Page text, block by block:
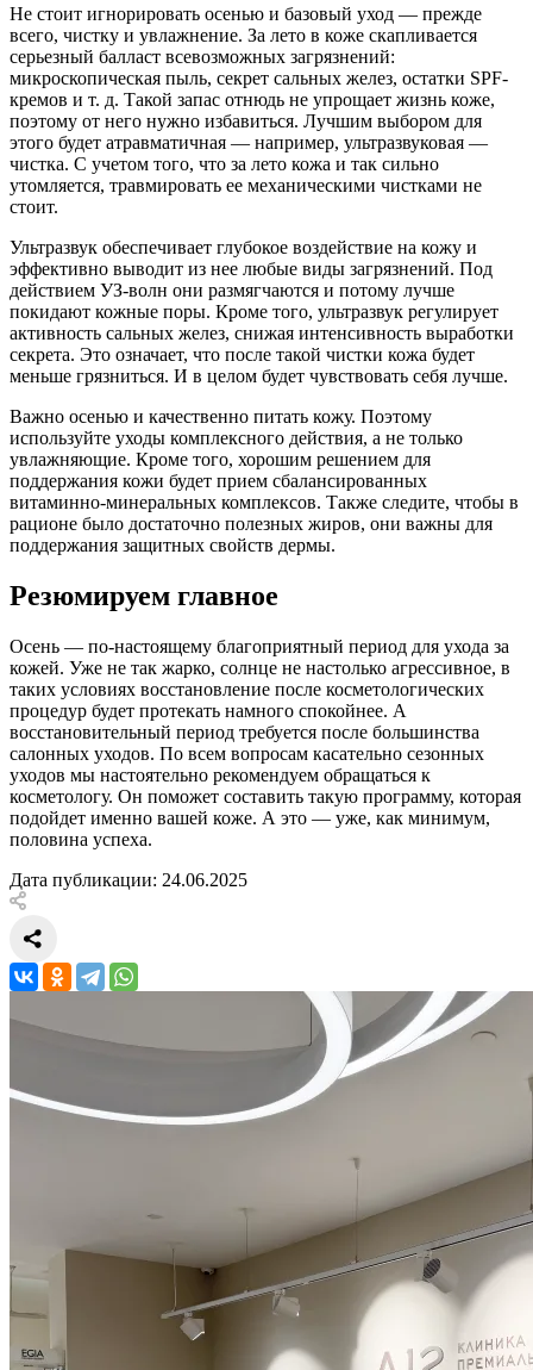
Не стоит игнорировать осенью и базовый уход — прежде
всего, чистку и увлажнение. За лето в коже скапливается
серьезный балласт всевозможных загрязнений:
микроскопическая пыль, секрет сальных желез, остатки SPF-
кремов и т. д. Такой запас отнюдь не упрощает жизнь коже,
поэтому от него нужно избавиться. Лучшим выбором для
этого будет атравматичная — например, ультразвуковая —
чистка. С учетом того, что за лето кожа и так сильно
утомляется, травмировать ее механическими чистками не
стоит.
Ультразвук обеспечивает глубокое воздействие на кожу и
эффективно выводит из нее любые виды загрязнений. Под
действием УЗ-волн они размягчаются и потому лучше
покидают кожные поры. Кроме того, ультразвук регулирует
активность сальных желез, снижая интенсивность выработки
секрета. Это означает, что после такой чистки кожа будет
меньше грязниться. И в целом будет чувствовать себя лучше.
Важно осенью и качественно питать кожу. Поэтому
используйте уходы комплексного действия, а не только
увлажняющие. Кроме того, хорошим решением для
поддержания кожи будет прием сбалансированных
витаминно-минеральных комплексов. Также следите, чтобы в
рационе было достаточно полезных жиров, они важны для
поддержания защитных свойств дермы.
Резюмируем главное
Осень — по-настоящему благоприятный период для ухода за
кожей. Уже не так жарко, солнце не настолько агрессивное, в
таких условиях восстановление после косметологических
процедур будет протекать намного спокойнее. А
восстановительный период требуется после большинства
салонных уходов. По всем вопросам касательно сезонных
уходов мы настоятельно рекомендуем обращаться к
косметологу. Он поможет составить такую программу, которая
подойдет именно вашей коже. А это — уже, как минимум,
половина успеха.
Дата публикации: 24.06.2025